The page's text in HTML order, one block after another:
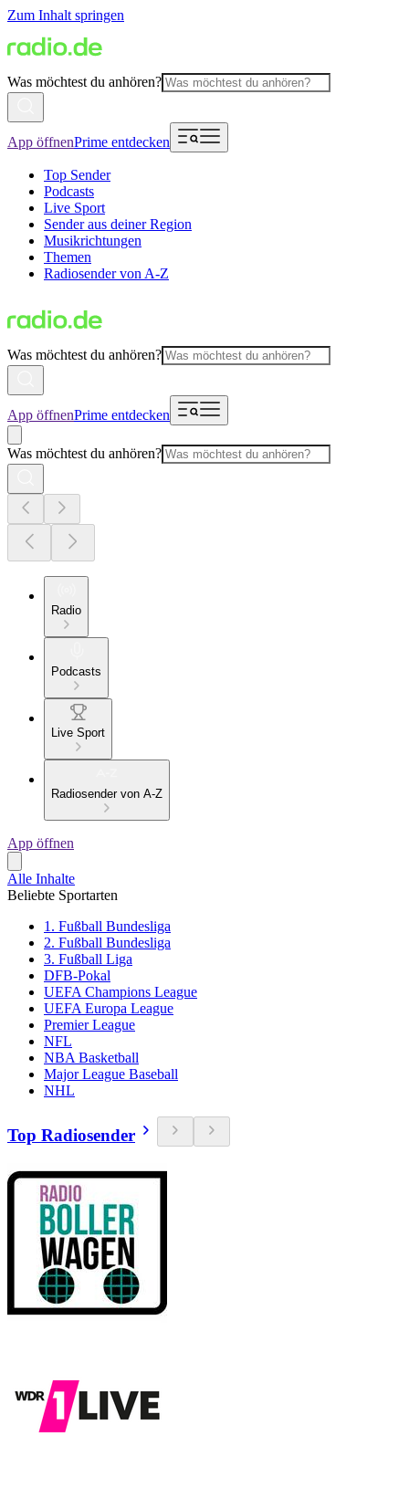
Zum Inhalt springen
Was möchtest du anhören?
App öffnenPrime entdecken
Top Sender
Podcasts
Live Sport
Sender aus deiner Region
Musikrichtungen
Themen
Radiosender von A-Z
Was möchtest du anhören?
App öffnenPrime entdecken
Was möchtest du anhören?
Radio
Podcasts
Live Sport
Radiosender von A-Z
App öffnen
Alle Inhalte
Beliebte Sportarten
1. Fußball Bundesliga
2. Fußball Bundesliga
3. Fußball Liga
DFB-Pokal
UEFA Champions League
UEFA Europa League
Premier League
NFL
NBA Basketball
Major League Baseball
NHL
Top Radiosender